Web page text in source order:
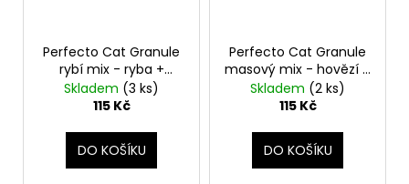
Perfecto Cat Granule
rybí mix - ryba +
špenát + zelenina 2kg
Skladem (3 ks)
115 Kč
DO KOŠÍKU
Perfecto Cat Granule
masový mix - hovězí +
drůbeží + zelenina 2kg
Skladem (2 ks)
115 Kč
DO KOŠÍKU